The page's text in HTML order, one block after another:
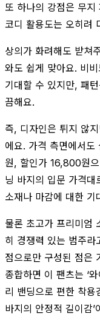
또 하나의 강점은 무지
코디 활용도는 오히려
상의가 화려해도 받쳐
와도 쉽게 맞아요. 비
기대할 수 있지만, 패
끔해요.
즉, 디자인은 튀지 않
에요. 가격 측면에서
원, 할인가 16,800원
닝 바지의 입문 가격
소재나 마감에 대한 기
물론 초고가 프리미엄
히 경쟁력 있는 범주
점으로만 구성된 점은
종합하면 이 팬츠는 ‘
리 밴딩으로 편한 착용
바지의 안정적 길이감